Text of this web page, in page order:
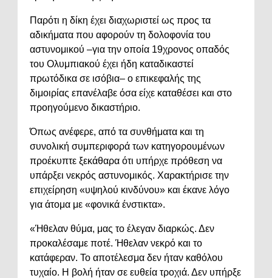
Παρότι η δίκη έχει διαχωριστεί ως προς τα
αδικήματα που αφορούν τη δολοφονία του
αστυνομικού –για την οποία 19χρονος οπαδός
του Ολυμπιακού έχει ήδη καταδικαστεί
πρωτόδικα σε ισόβια– ο επικεφαλής της
διμοιρίας επανέλαβε όσα είχε καταθέσει και στο
προηγούμενο δικαστήριο.
Όπως ανέφερε, από τα συνθήματα και τη
συνολική συμπεριφορά των κατηγορουμένων
προέκυπτε ξεκάθαρα ότι υπήρχε πρόθεση να
υπάρξει νεκρός αστυνομικός. Χαρακτήρισε την
επιχείρηση «υψηλού κινδύνου» και έκανε λόγο
για άτομα με «φονικά ένστικτα».
«Ήθελαν θύμα, μας το έλεγαν διαρκώς. Δεν
προκαλέσαμε ποτέ. Ήθελαν νεκρό και το
κατάφεραν. Το αποτέλεσμα δεν ήταν καθόλου
τυχαίο. Η βολή ήταν σε ευθεία τροχιά. Δεν υπήρξε